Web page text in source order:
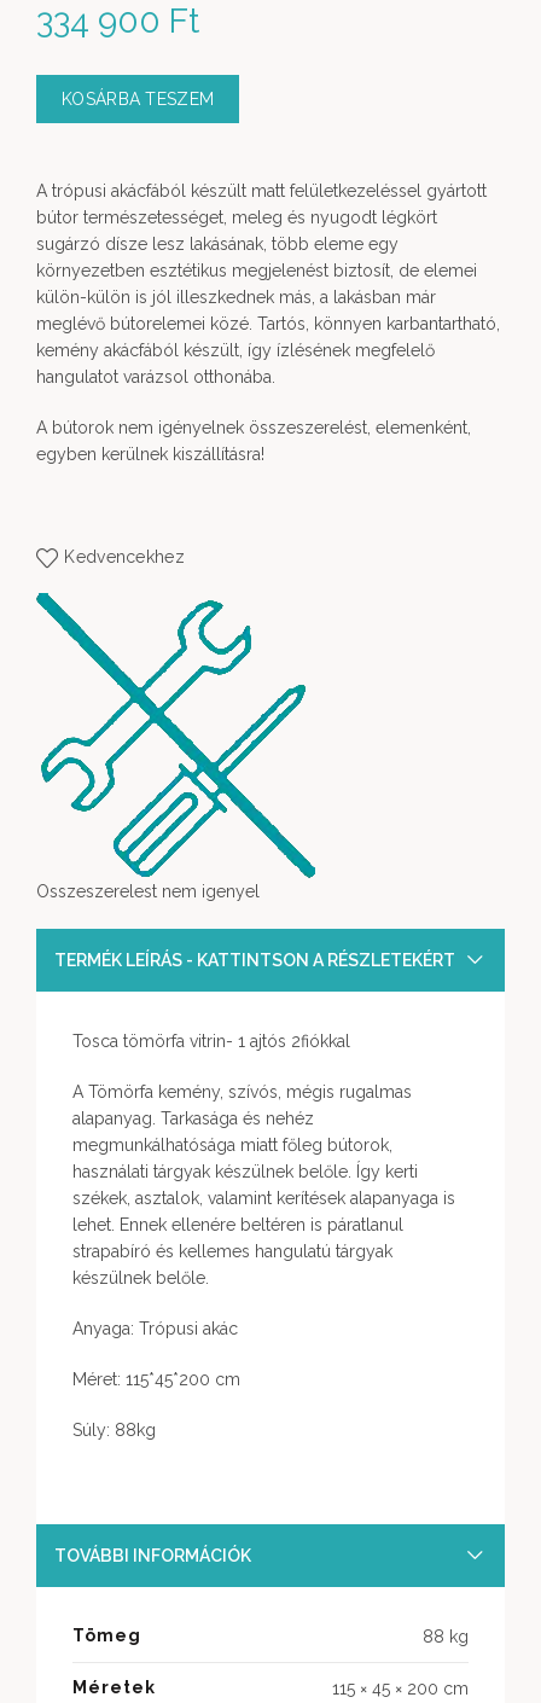
334 900 Ft
KOSÁRBA TESZEM
A trópusi akácfából készült matt felületkezeléssel gyártott
bútor természetességet, meleg és nyugodt légkört
sugárzó dísze lesz lakásának, több eleme egy
környezetben esztétikus megjelenést biztosít, de elemei
külön-külön is jól illeszkednek más, a lakásban már
meglévő bútorelemei közé. Tartós, könnyen karbantartható,
kemény akácfából készült, így ízlésének megfelelő
hangulatot varázsol otthonába.
A bútorok nem igényelnek összeszerelést, elemenként,
egyben kerülnek kiszállításra!
Kedvencekhez
Osszeszerelest nem igenyel
TERMÉK LEÍRÁS - KATTINTSON A RÉSZLETEKÉRT
Tosca tömörfa vitrin- 1 ajtós 2fiókkal
A Tömörfa kemény, szívós, mégis rugalmas
alapanyag. Tarkasága és nehéz
megmunkálhatósága miatt főleg bútorok,
használati tárgyak készülnek belőle. Így kerti
székek, asztalok, valamint kerítések alapanyaga is
lehet. Ennek ellenére beltéren is páratlanul
strapabíró és kellemes hangulatú tárgyak
készülnek belőle.
Anyaga: Trópusi akác
Méret: 115*45*200 cm
Súly: 88kg
TOVÁBBI INFORMÁCIÓK
Tömeg 88 kg
Méretek 115 × 45 × 200 cm